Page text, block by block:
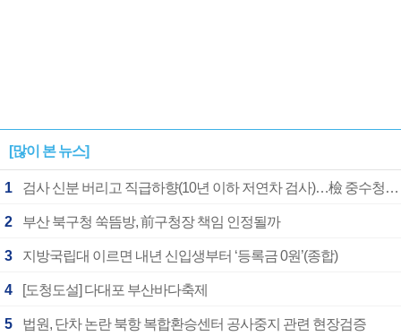
[많이 본 뉴스]
1 검사 신분 버리고 직급하향(10년 이하 저연차 검사)…檢 중수청행 기피
2 부산 북구청 쑥뜸방, 前구청장 책임 인정될까
3 지방국립대 이르면 내년 신입생부터 ‘등록금 0원’(종합)
4 [도청도설] 다대포 부산바다축제
5 법원, 단차 논란 북항 복합환승센터 공사중지 관련 현장검증